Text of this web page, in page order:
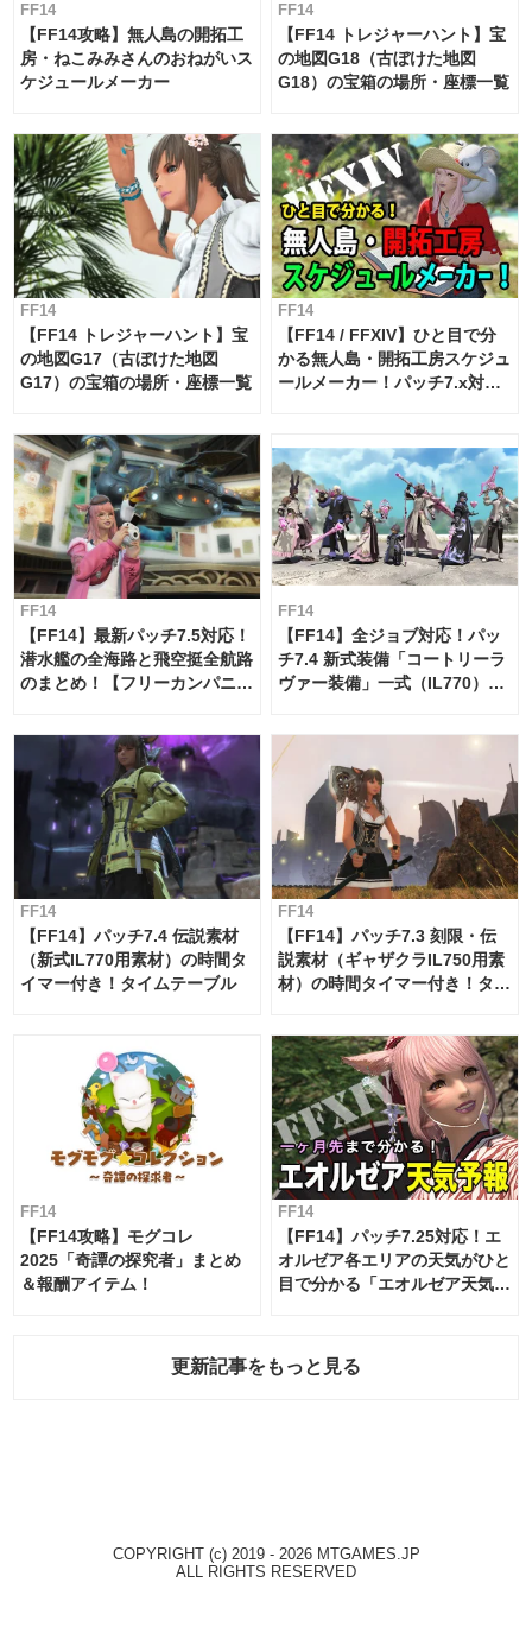
FF14
【FF14攻略】無人島の開拓工
房・ねこみみさんのおねがいス
ケジュールメーカー
FF14
【FF14 トレジャーハント】宝
の地図G18（古ぼけた地図
G18）の宝箱の場所・座標一覧
FF14
【FF14 トレジャーハント】宝
の地図G17（古ぼけた地図
G17）の宝箱の場所・座標一覧
FF14
【FF14 / FFXIV】ひと目で分
かる無人島・開拓工房スケジュ
ールメーカー！パッチ7.x対応
FF14
【FF14】最新パッチ7.5対応！
潜水艦の全海路と飛空挺全航路
のまとめ！【フリーカンパニ
FF14
【FF14】全ジョブ対応！パッ
チ7.4 新式装備「コートリーラ
ヴァー装備」一式（IL770）の
FF14
【FF14】パッチ7.4 伝説素材
（新式IL770用素材）の時間タ
イマー付き！タイムテーブル
FF14
【FF14】パッチ7.3 刻限・伝
説素材（ギャザクラIL750用素
材）の時間タイマー付き！タイ
FF14
【FF14攻略】モグコレ
2025「奇譚の探究者」まとめ
＆報酬アイテム！
FF14
【FF14】パッチ7.25対応！エ
オルゼア各エリアの天気がひと
目で分かる「エオルゼア天気予
更新記事をもっと見る
COPYRIGHT (c) 2019 - 2026 MTGAMES.JP
ALL RIGHTS RESERVED